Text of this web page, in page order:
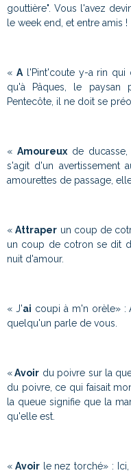
gouttière". Vous l'avez
le week end, et entre amis !
« Al'Pint'coute y-a rin qui
qu'à Pâques, le paysan
Pentecôte, il ne doit se
« Amoureux de
s'agit d'un avertissement
amourettes de passage,
«Attraper un coup de
un coup de cotron se dit
nuit d'amour.
« J'ai coupi à m'n orèle» :
quelqu'un parle de vous.
«Avoir du poivre sur la
du poivre, ce qui faisait
la queue signifie que la
qu'elle est.
« Avoirle nez torché» : Ici,